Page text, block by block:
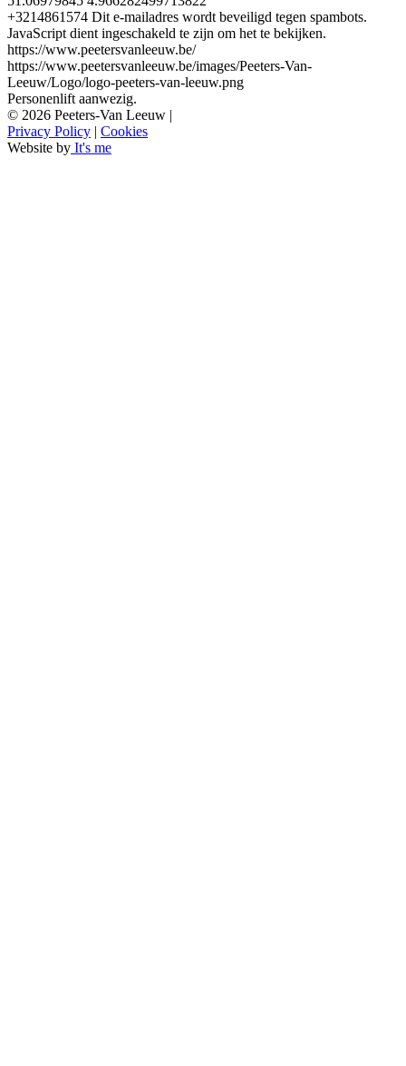
+3214861574 Dit e-mailadres wordt beveiligd tegen spambots.
JavaScript dient ingeschakeld te zijn om het te bekijken.
https://www.peetersvanleeuw.be/
https://www.peetersvanleeuw.be/images/Peeters-Van-
Leeuw/Logo/logo-peeters-van-leeuw.png
Personenlift aanwezig.
© 2026 Peeters-Van Leeuw |
Privacy Policy | Cookies
Website by It's me